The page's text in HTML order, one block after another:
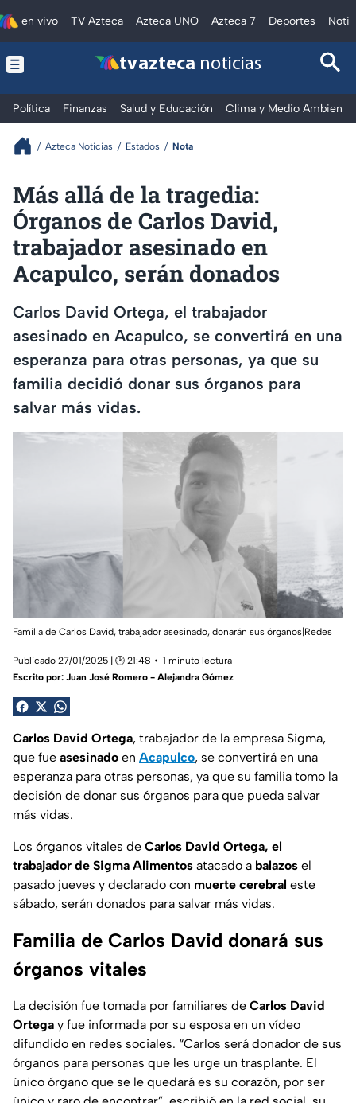
en vivo TV Azteca Azteca UNO Azteca 7 Deportes
tv azteca noticias
Política Finanzas Salud y Educación Clima y Medio Ambiente
Azteca Noticias Estados Nota
Más allá de la tragedia:
Órganos de Carlos David,
trabajador asesinado en
Acapulco, serán donados
Carlos David Ortega, el trabajador
asesinado en Acapulco, se convertirá en una
esperanza para otras personas, ya que su
familia decidió donar sus órganos para
salvar más vidas.
Familia de Carlos David, trabajador asesinado, donarán sus órganos|Redes
Publicado 27/01/2025 | 🕑 21:48
1 minuto lectura
Escrito por: Juan José Romero - Alejandra Gómez
Carlos David Ortega, trabajador de la empresa Sigma,
que fue asesinado en Acapulco, se convertirá en una
esperanza para otras personas, ya que su familia tomo la
decisión de donar sus órganos para que pueda salvar
más vidas.
Los órganos vitales de Carlos David Ortega, el
trabajador de Sigma Alimentos atacado a balazos el
pasado jueves y declarado con muerte cerebral este
sábado, serán donados para salvar más vidas.
Familia de Carlos David donará sus
órganos vitales
La decisión fue tomada por familiares de Carlos David
Ortega y fue informada por su esposa en un vídeo
difundido en redes sociales. “Carlos será donador de sus
órganos para personas que les urge un trasplante. El
único órgano que se le quedará es su corazón, por ser